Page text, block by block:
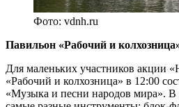
Фото: vdnh.ru
Павильон «Рабочий и
Для маленьких участников акции
«Рабочий и колхозница» в 12:00
«Музыка и песни народов мира». В